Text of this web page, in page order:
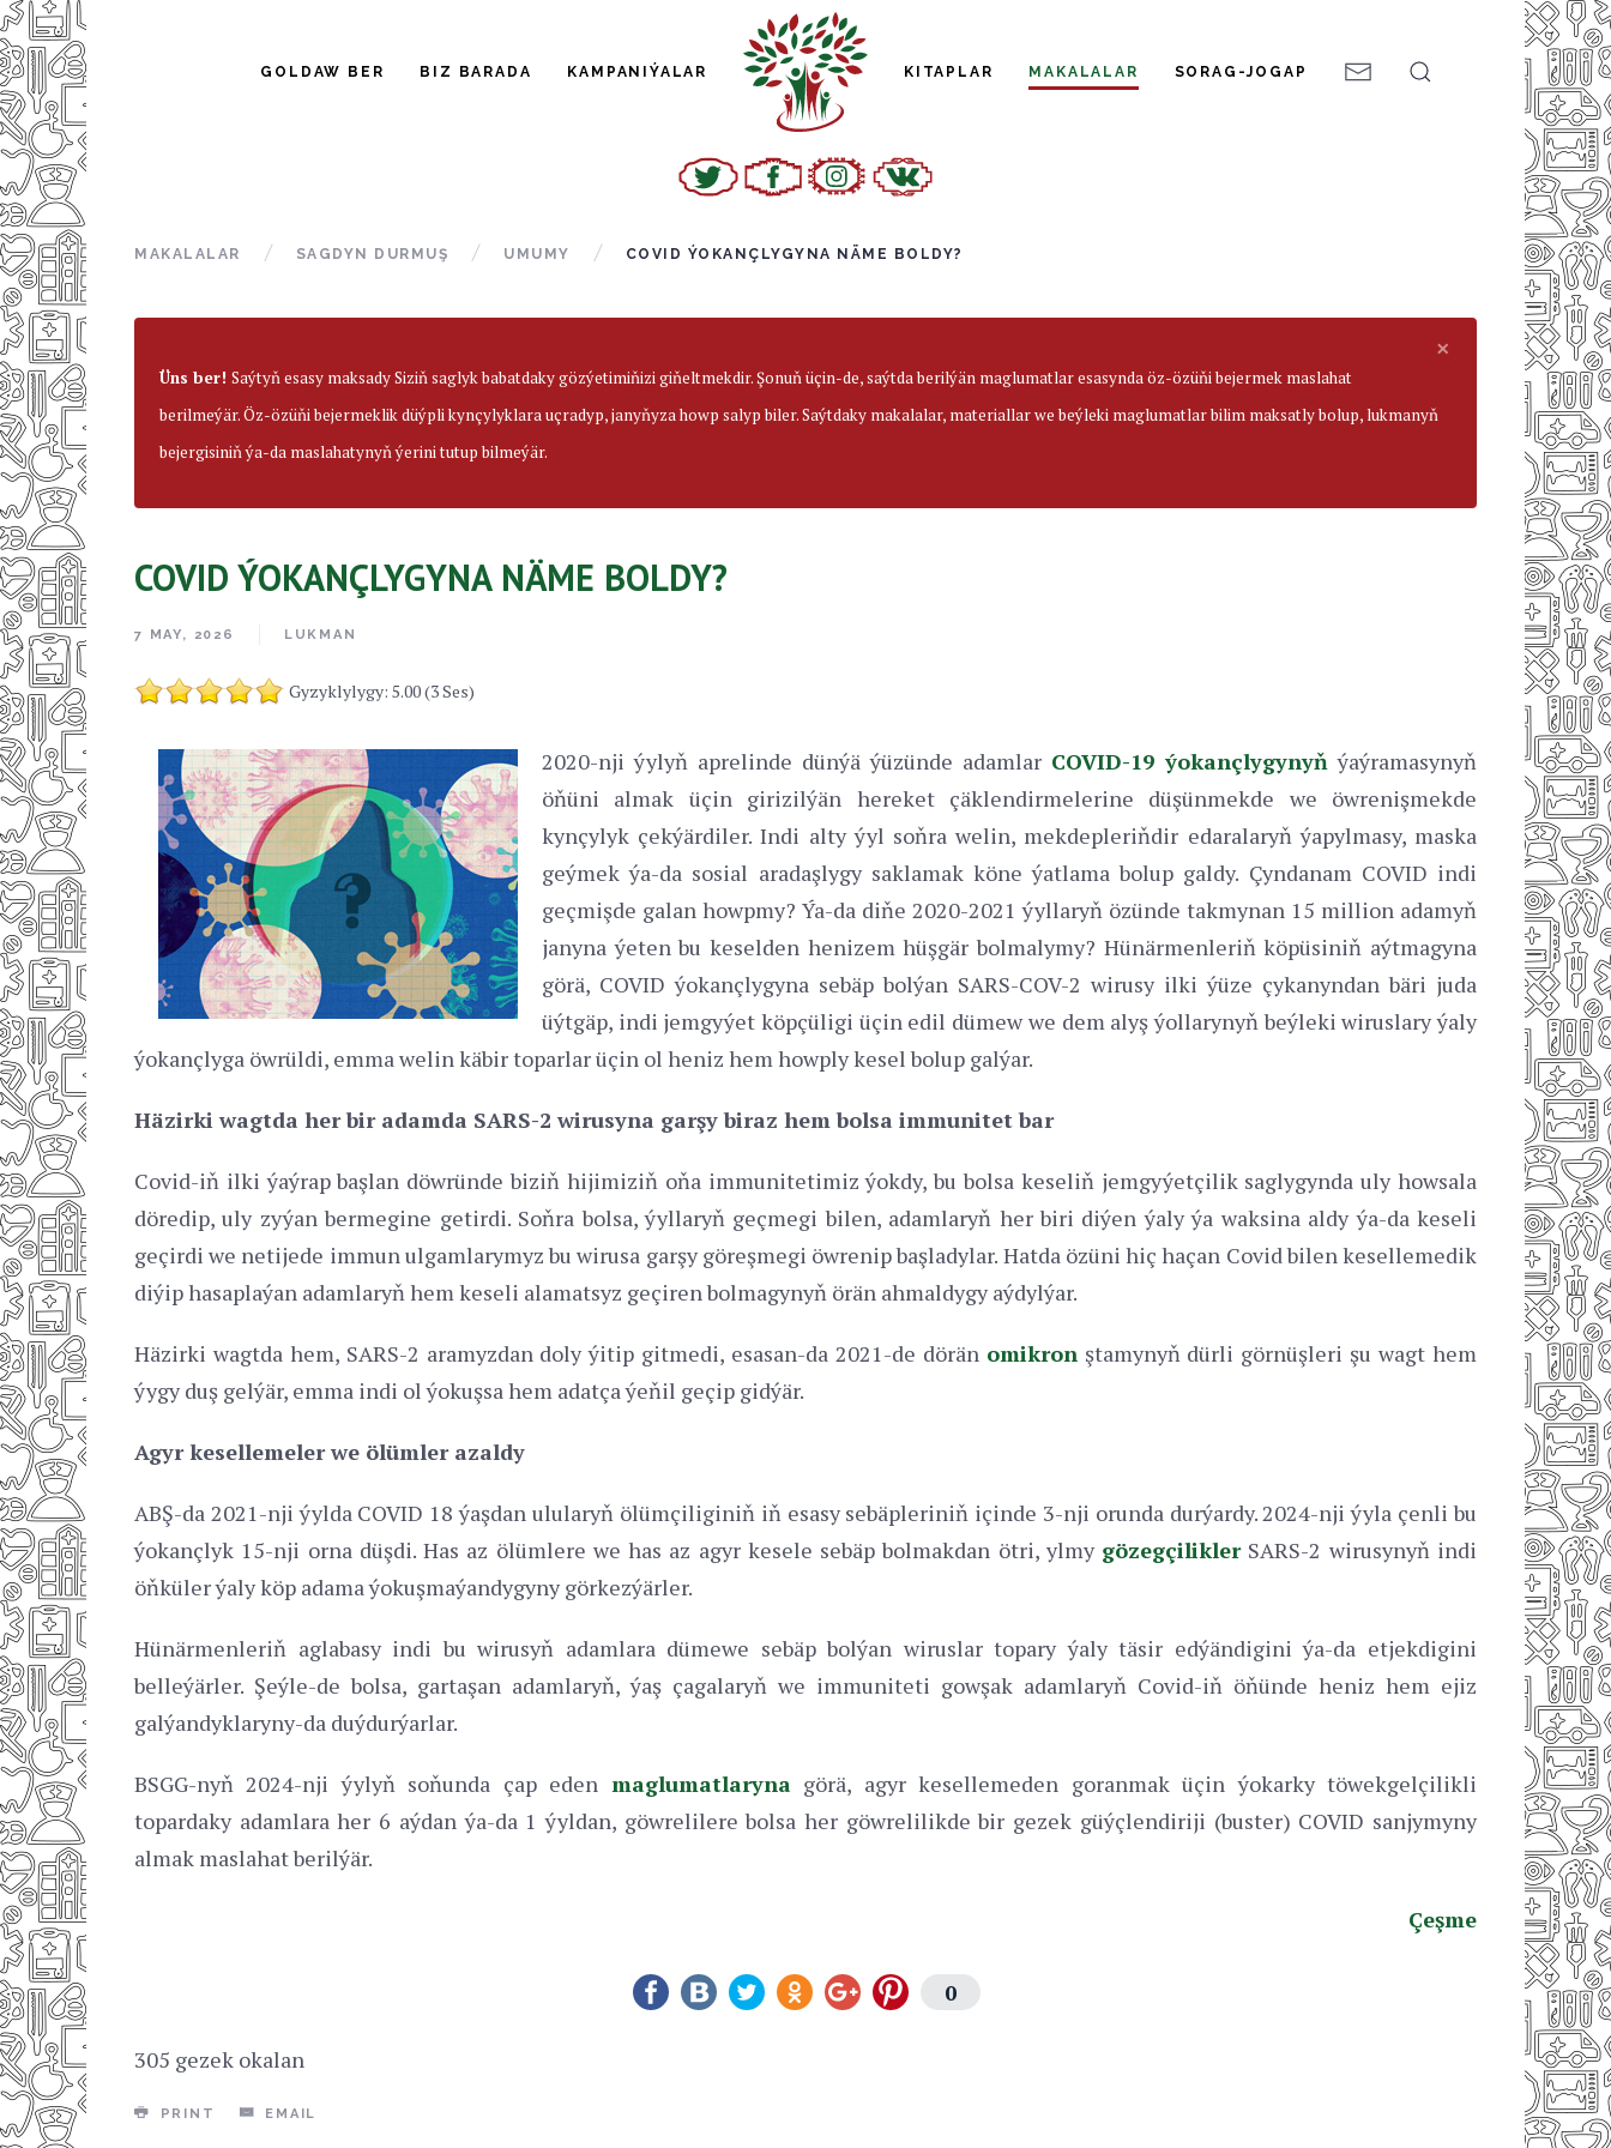
GOLDAW BER BIZ BARADA KAMPANIÝALAR KITAPLAR MAKALALAR SORAG-JOGAP
MAKALALAR SAGDYN DURMUŞ UMUMY COVID ÝOKANÇLYGYNA NÄME BOLDY?
×
Üns ber! Saýtyň esasy maksady Siziň saglyk babatdaky gözýetimiňizi giňeltmekdir. Şonuň üçin-de, saýtda berilýän maglumatlar esasynda öz-özüňi bejermek maslahat
berilmeýär. Öz-özüňi bejermeklik düýpli kynçylyklara uçradyp, janyňyza howp salyp biler. Saýtdaky makalalar, materiallar we beýleki maglumatlar bilim maksatly bolup, lukmanyň
bejergisiniň ýa-da maslahatynyň ýerini tutup bilmeýär.
COVID ÝOKANÇLYGYNA NÄME BOLDY?
7 MAY, 2026 LUKMAN
Gyzyklylygy: 5.00 (3 Ses)
2020-nji ýylyň aprelinde dünýä ýüzünde adamlar COVID-19 ýokançlygynyň ýaýramasynyň
öňüni almak üçin girizilýän hereket çäklendirmelerine düşünmekde we öwrenişmekde
kynçylyk çekýärdiler. Indi alty ýyl soňra welin, mekdepleriňdir edaralaryň ýapylmasy, maska
geýmek ýa-da sosial aradaşlygy saklamak köne ýatlama bolup galdy. Çyndanam COVID indi
geçmişde galan howpmy? Ýa-da diňe 2020-2021 ýyllaryň özünde takmynan 15 million adamyň
janyna ýeten bu keselden henizem hüşgär bolmalymy? Hünärmenleriň köpüsiniň aýtmagyna
görä, COVID ýokançlygyna sebäp bolýan SARS-COV-2 wirusy ilki ýüze çykanyndan bäri juda
üýtgäp, indi jemgyýet köpçüligi üçin edil dümew we dem alyş ýollarynyň beýleki wiruslary ýaly
ýokançlyga öwrüldi, emma welin käbir toparlar üçin ol heniz hem howply kesel bolup galýar.
Häzirki wagtda her bir adamda SARS-2 wirusyna garşy biraz hem bolsa immunitet bar
Covid-iň ilki ýaýrap başlan döwründe biziň hijimiziň oňa immunitetimiz ýokdy, bu bolsa keseliň jemgyýetçilik saglygynda uly howsala
döredip, uly zyýan bermegine getirdi. Soňra bolsa, ýyllaryň geçmegi bilen, adamlaryň her biri diýen ýaly ýa waksina aldy ýa-da keseli
geçirdi we netijede immun ulgamlarymyz bu wirusa garşy göreşmegi öwrenip başladylar. Hatda özüni hiç haçan Covid bilen kesellemedik
diýip hasaplaýan adamlaryň hem keseli alamatsyz geçiren bolmagynyň örän ahmaldygy aýdylýar.
Häzirki wagtda hem, SARS-2 aramyzdan doly ýitip gitmedi, esasan-da 2021-de dörän omikronştamynyň dürli görnüşleri şu wagt hem
ýygy duş gelýär, emma indi ol ýokuşsa hem adatça ýeňil geçip gidýär.
Agyr kesellemeler we ölümler azaldy
ABŞ-da 2021-nji ýylda COVID 18 ýaşdan ulularyň ölümçiliginiň iň esasy sebäpleriniň içinde 3-nji orunda durýardy. 2024-nji ýyla çenli bu
ýokançlyk 15-nji orna düşdi. Has az ölümlere we has az agyr kesele sebäp bolmakdan ötri, ylmy gözegçiliklerSARS-2 wirusynyň indi
öňküler ýaly köp adama ýokuşmaýandygyny görkezýärler.
Hünärmenleriň aglabasy indi bu wirusyň adamlara dümewe sebäp bolýan wiruslar topary ýaly täsir edýändigini ýa-da etjekdigini
belleýärler. Şeýle-de bolsa, gartaşan adamlaryň, ýaş çagalaryň we immuniteti gowşak adamlaryň Covid-iň öňünde heniz hem ejiz
galýandyklaryny-da duýdurýarlar.
BSGG-nyň 2024-nji ýylyň soňunda çap eden maglumatlarynagörä, agyr kesellemeden goranmak üçin ýokarky töwekgelçilikli
topardaky adamlara her 6 aýdan ýa-da 1 ýyldan, göwrelilere bolsa her göwrelilikde bir gezek güýçlendiriji (buster) COVID sanjymyny
almak maslahat berilýär.
Çeşme
0
305 gezek okalan
PRINT EMAIL